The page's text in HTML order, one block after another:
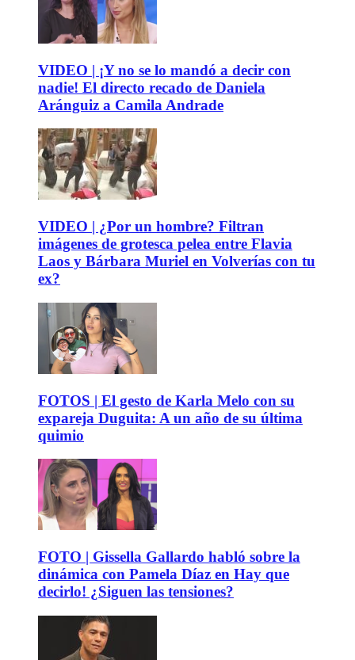
VIDEO | ¡Y no se lo mandó a decir con
nadie! El directo recado de Daniela
Aránguiz a Camila Andrade
VIDEO | ¿Por un hombre? Filtran
imágenes de grotesca pelea entre Flavia
Laos y Bárbara Muriel en Volverías con tu
ex?
FOTOS | El gesto de Karla Melo con su
expareja Duguita: A un año de su última
quimio
FOTO | Gissella Gallardo habló sobre la
dinámica con Pamela Díaz en Hay que
decirlo! ¿Siguen las tensiones?